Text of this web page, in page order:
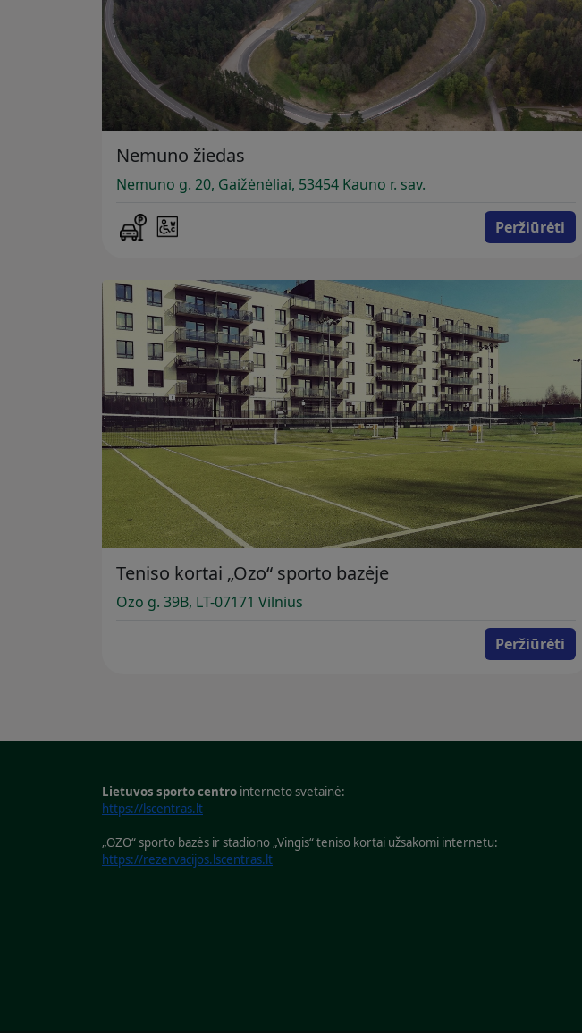
Nemuno žiedas
Nemuno g. 20, Gaižėnėliai, 53454 Kauno r. sav.
Peržiūrėti
Teniso kortai „Ozo“ sporto bazėje
Ozo g. 39B, LT-07171 Vilnius
Peržiūrėti
Lietuvos sporto centro interneto svetainė:
https://lscentras.lt
„OZO“ sporto bazės ir stadiono „Vingis“ teniso kortai užsakomi internetu:
https://rezervacijos.lscentras.lt